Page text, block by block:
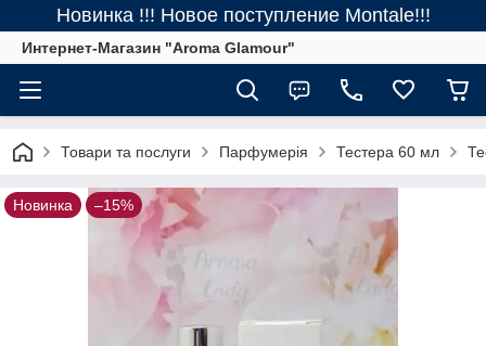
Новинка !!! Новое поступление Montale!!!
Интернет-Магазин "Aroma Glamour"
Товари та послуги Парфумерія Тестера 60 мл
Новинка –15%